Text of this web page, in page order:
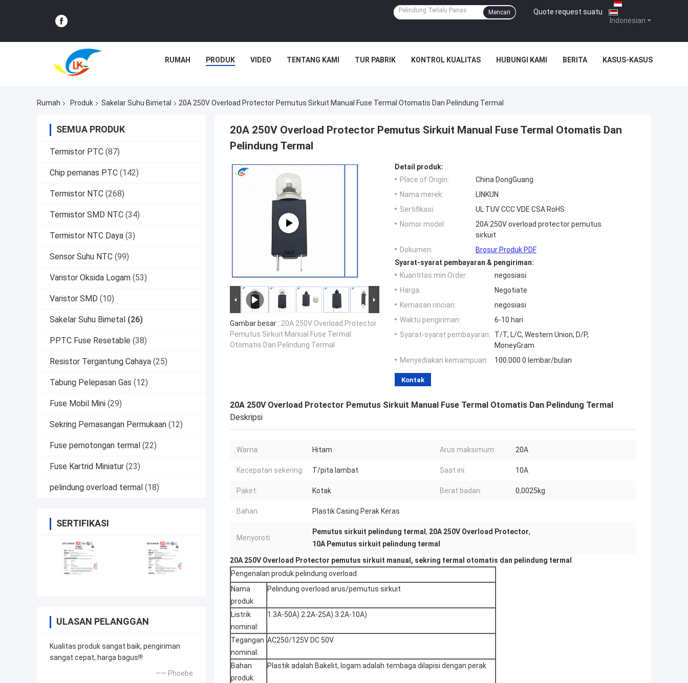
Indonesian
Quote request suatu |
Mencari
RUMAH PRODUK VIDEO TENTANG KAMI TUR PABRIK KONTROL KUALITAS HUBUNGI KAMI BERITA KASUS-KASUS
Rumah Produk Sakelar Suhu Bimetal 20A 250V Overload Protector Pemutus Sirkuit Manual Fuse Termal Otomatis Dan Pelindung Termal
SEMUA PRODUK
Termistor PTC (87)
Chip pemanas PTC (142)
Termistor NTC (268)
Termistor SMD NTC (34)
Termistor NTC Daya (3)
Sensor Suhu NTC (99)
Varistor Oksida Logam (53)
Varistor SMD (10)
Sakelar Suhu Bimetal (26)
PPTC Fuse Resetable (38)
Resistor Tergantung Cahaya (25)
Tabung Pelepasan Gas (12)
Fuse Mobil Mini (29)
Sekring Pemasangan Permukaan (12)
Fuse pemotongan termal (22)
Fuse Kartrid Miniatur (23)
pelindung overload termal (18)
SERTIFIKASI
ULASAN PELANGGAN
Kualitas produk sangat baik, pengiriman
sangat cepat, harga bagus!!!
—— Phoebe
20A 250V Overload Protector Pemutus Sirkuit Manual Fuse Termal Otomatis Dan
Pelindung Termal
Gambar besar : 20A 250V Overload Protector
Pemutus Sirkuit Manual Fuse Termal
Otomatis Dan Pelindung Termal
Detail produk:
Place of Origin:
China DongGuang
Nama merek:
LINKUN
Sertifikasi:
UL TUV CCC VDE CSA RoHS
Nomor model:
20A 250V overload protector pemutus
sirkuit
Dokumen:
Brosur Produk PDF
Syarat-syarat pembayaran & pengiriman:
Kuantitas min Order:
negosiasi
Harga:
Negotiate
Kemasan rincian:
negosiasi
Waktu pengiriman:
6-10 hari
Syarat-syarat pembayaran:
T/T, L/C, Western Union, D/P,
MoneyGram
Menyediakan kemampuan:
100.000 0 lembar/bulan
Kontak
20A 250V Overload Protector Pemutus Sirkuit Manual Fuse Termal Otomatis Dan Pelindung Termal
Deskripsi
Warna: Hitam Arus maksimum: 20A
Kecepatan sekering: T/pita lambat Saat ini: 10A
Paket: Kotak Berat badan: 0,0025kg
Bahan: Plastik Casing Perak Keras
Menyoroti:
Pemutus sirkuit pelindung termal , 20A 250V Overload Protector,
10A Pemutus sirkuit pelindung termal
20A 250V Overload Protector pemutus sirkuit manual, sekring termal otomatis dan pelindung termal
Pengenalan produk pelindung overload
Nama
produk:
Pelindung overload arus/pemutus sirkuit
Listrik
nominal:
1.3A-50A) 2.2A-25A) 3.2A-10A)
Tegangan
nominal:
AC250/125V DC 50V
Bahan
produk:
Plastik adalah Bakelit, logam adalah tembaga dilapisi dengan perak